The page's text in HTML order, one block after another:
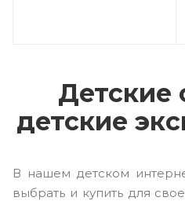
Детские
детские
В нашем детском
выбрать и купить для